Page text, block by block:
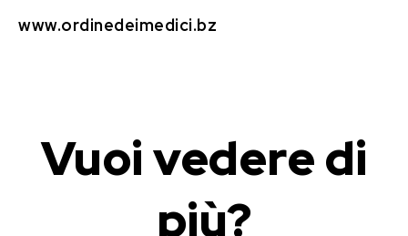
www.ordinedeimedici.bz
Vuoi vedere di
più?